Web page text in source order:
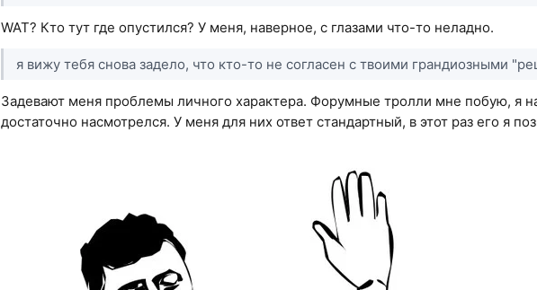
WAT? Кто тут где опустился? У меня, наверное, с глазами что-то неладно.
я вижу тебя снова задело, что кто-то не согласен с твоими грандиозными
Задевают меня проблемы личного характера. Форумные тролли мне побую, я
достаточно насмотрелся. У меня для них ответ стандартный, в этот раз его я